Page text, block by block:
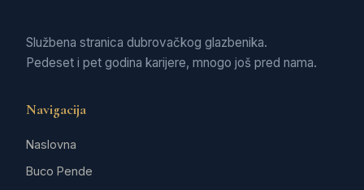
Službena stranica dubrovačkog glazbenika.
Pedeset i pet godina karijere, mnogo još pred nama.
Navigacija
Naslovna
Buco Pende